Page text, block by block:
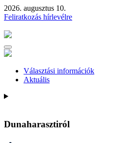
2026. augusztus 10.
Feliratkozás hírlevélre
Választási információk
Aktuális
Dunaharasztiról